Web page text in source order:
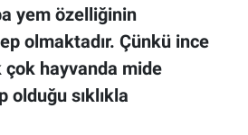
yem özelliğinin
olmaktadır. Çünkü ince
çok hayvanda mide
olduğu sıklıkla